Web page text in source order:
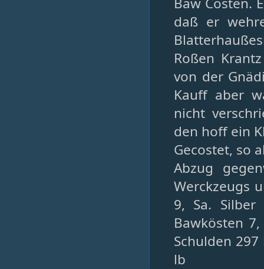
daß er
Roßen
von der
Kauff aber
nicht
den hoff ein
Gecostet, so
Abzug
Werckzeugs
9, Sa. Silber
Bawkösten
Schulden
lb